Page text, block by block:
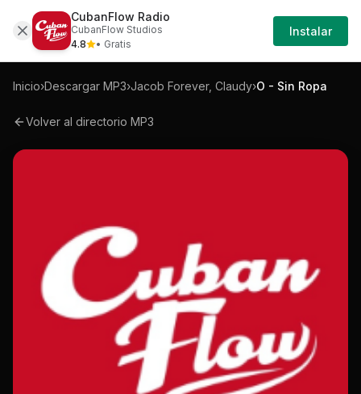
Mp3 Jacob-forever-claudy-o-sin-ropa-mp3
Iniciar
Sesión
Inicio›Descargar MP3›Jacob Forever, Claudy›O - Sin Ropa
Volver al directorio MP3
CubanFlow Radio
CubanFlow Studios
4.8
• Gratis
Instalar